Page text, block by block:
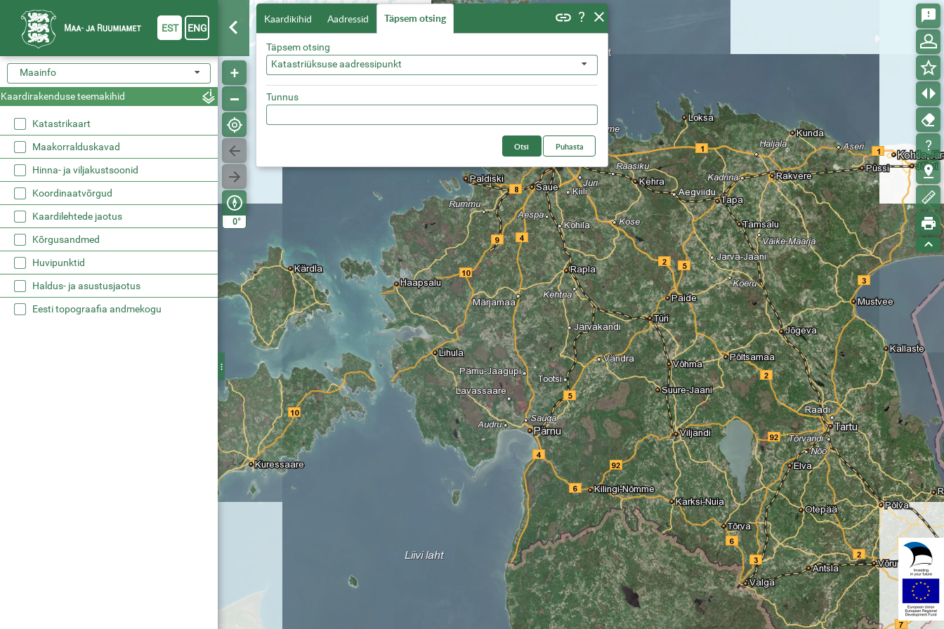
0°
Kaardikihid Aadressid Täpsem otsing
Täpsem otsing
Katastriüksuse aadressipunkt
Tunnus
Otsi Puhasta
Maainfo
Kaardirakenduse teemakihid
Katastrikaart
Maakorralduskavad
Hinna- ja viljakustsoonid
Koordinaatvõrgud
Kaardilehtede jaotus
Kõrgusandmed
Huvipunktid
Haldus- ja asustusjaotus
Eesti topograafia andmekogu
EST ENG